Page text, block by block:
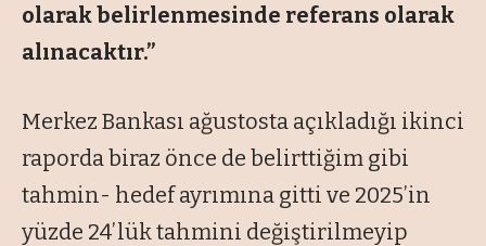
olarak belirlenmesinde referans olarak
alınacaktır.”
Merkez Bankası ağustosta açıkladığı ikinci
raporda biraz önce de belirttiğim gibi
tahmin- hedef ayrımına gitti ve 2025’in
yüzde 24’lük tahmini değiştirilmeyip